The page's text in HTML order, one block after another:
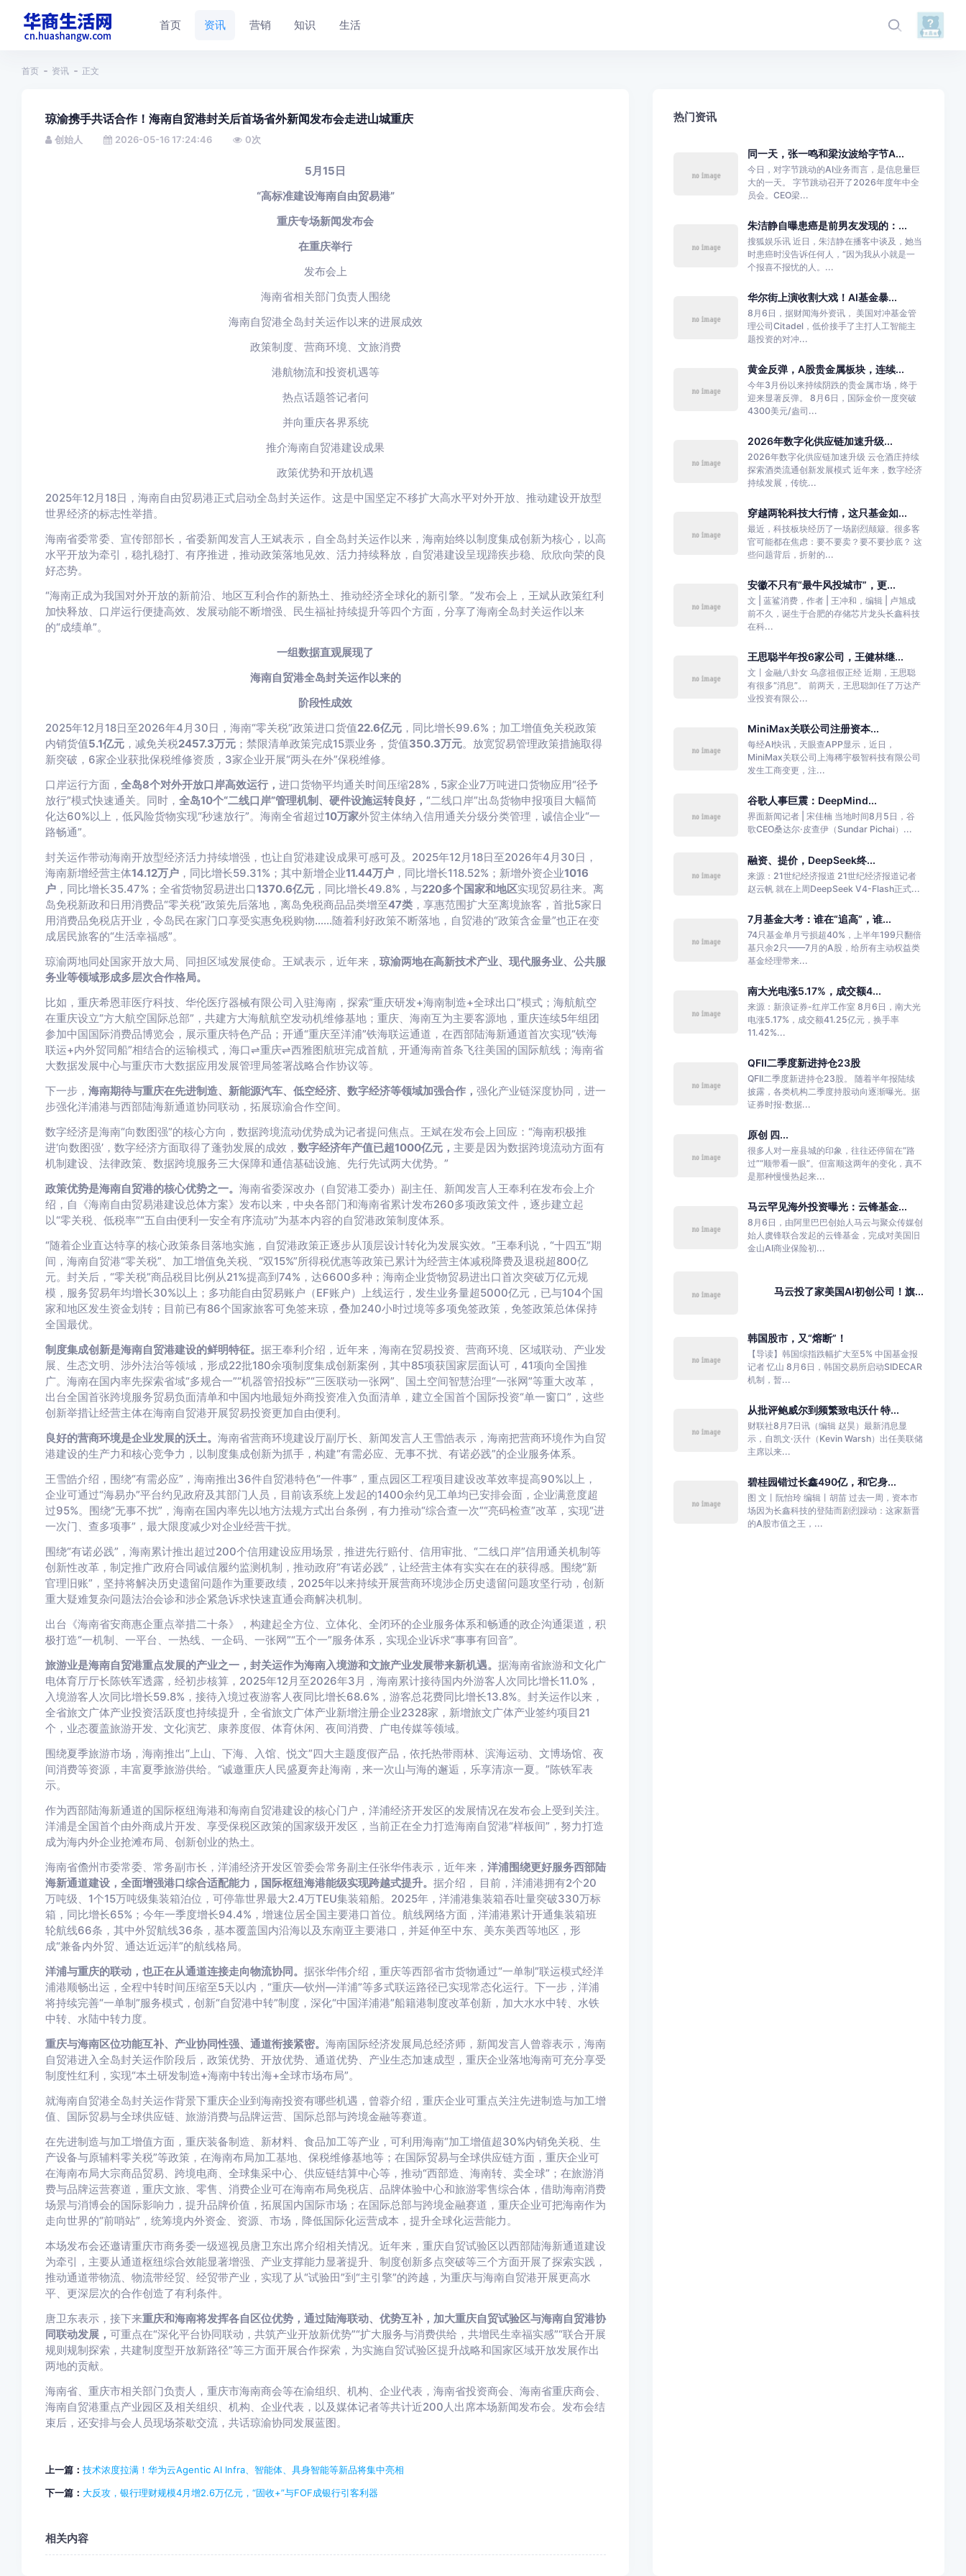
首页 资讯 营销 知识 生活
首页 资讯 正文
琼渝携手共话合作！海南自贸港封关后首场省外新闻发布会走进山城重庆
创始人 2026-05-16 17:24:46 0次
5月15日
“高标准建设海南自由贸易港”
重庆专场新闻发布会
在重庆举行
发布会上
海南省相关部门负责人围绕
海南自贸港全岛封关运作以来的进展成效
政策制度、营商环境、文旅消费
港航物流和投资机遇等
热点话题答记者问
并向重庆各界系统
推介海南自贸港建设成果
政策优势和开放机遇
2025年12月18日，海南自由贸易港正式启动全岛封关运作。这是中国坚定不移扩大高水平对外开放、推动建设开放型
世界经济的标志性举措。
海南省委常委、宣传部部长，省委新闻发言人王斌表示，自全岛封关运作以来，海南始终以制度集成创新为核心，以高
水平开放为牵引，稳扎稳打、有序推进，推动政策落地见效、活力持续释放，自贸港建设呈现蹄疾步稳、欣欣向荣的良
好态势。
“海南正成为我国对外开放的新前沿、地区互利合作的新热土、推动经济全球化的新引擎。”发布会上，王斌从政策红利
加快释放、口岸运行便捷高效、发展动能不断增强、民生福祉持续提升等四个方面，分享了海南全岛封关运作以来
的“成绩单”。
一组数据直观展现了
海南自贸港全岛封关运作以来的
阶段性成效
2025年12月18日至2026年4月30日，海南“零关税”政策进口货值22.6亿元，同比增长99.6%；加工增值免关税政策
内销货值5.1亿元，减免关税2457.3万元；禁限清单政策完成15票业务，货值350.3万元。放宽贸易管理政策措施取得
新突破，6家企业获批保税维修资质，3家企业开展“两头在外”保税维修。
口岸运行方面， 全岛8个对外开放口岸高效运行， 进口货物平均通关时间压缩28%，5家企业7万吨进口货物应用“径予
放行”模式快速通关。同时， 全岛10个“二线口岸”管理机制、硬件设施运转良好， “二线口岸”出岛货物申报项目大幅简
化达60%以上，低风险货物实现“秒速放行”。海南全省超过10万家外贸主体纳入信用通关分级分类管理，诚信企业“一
路畅通”。
封关运作带动海南开放型经济活力持续增强，也让自贸港建设成果可感可及。2025年12月18日至2026年4月30日，
海南新增经营主体14.12万户，同比增长59.31%；其中新增企业11.44万户，同比增长118.52%；新增外资企业1016
户，同比增长35.47%；全省货物贸易进出口1370.6亿元，同比增长49.8%，与220多个国家和地区实现贸易往来。离
岛免税新政和日用消费品“零关税”政策先后落地，离岛免税商品品类增至47类，享惠范围扩大至离境旅客，首批5家日
用消费品免税店开业，令岛民在家门口享受实惠免税购物……随着利好政策不断落地，自贸港的“政策含金量”也正在变
成居民旅客的“生活幸福感”。
琼渝两地同处国家开放大局、同担区域发展使命。王斌表示，近年来， 琼渝两地在高新技术产业、现代服务业、公共服
务业等领域形成多层次合作格局。
比如，重庆希恩菲医疗科技、华伦医疗器械有限公司入驻海南，探索“重庆研发+海南制造+全球出口”模式；海航航空
在重庆设立“方大航空国际总部”，共建方大海航航空发动机维修基地；重庆、海南互为主要客源地，重庆连续5年组团
参加中国国际消费品博览会，展示重庆特色产品；开通“重庆至洋浦”铁海联运通道，在西部陆海新通道首次实现“铁海
联运+内外贸同船”相结合的运输模式，海口⇌重庆⇌西雅图航班完成首航，开通海南首条飞往美国的国际航线；海南省
大数据发展中心与重庆市大数据应用发展管理局签署战略合作协议等。
下一步， 海南期待与重庆在先进制造、新能源汽车、低空经济、数字经济等领域加强合作， 强化产业链深度协同，进一
步强化洋浦港与西部陆海新通道协同联动，拓展琼渝合作空间。
数字经济是海南“向数图强”的核心方向，数据跨境流动优势成为记者提问焦点。王斌在发布会上回应：“海南积极推
进‘向数图强’，数字经济方面取得了蓬勃发展的成效， 数字经济年产值已超1000亿元， 主要是因为数据跨境流动方面有
机制建设、法律政策、数据跨境服务三大保障和通信基础设施、先行先试两大优势。”
政策优势是海南自贸港的核心优势之一。 海南省委深改办（自贸港工委办）副主任、新闻发言人王奉利在发布会上介
绍，自《海南自由贸易港建设总体方案》发布以来，中央各部门和海南省累计发布260多项政策文件，逐步建立起
以“零关税、低税率”“五自由便利一安全有序流动”为基本内容的自贸港政策制度体系。
“随着企业直达特享的核心政策条目落地实施，自贸港政策正逐步从顶层设计转化为发展实效。”王奉利说，“十四五”期
间，海南自贸港“零关税”、加工增值免关税、“双15%”所得税优惠等政策已累计为经营主体减税降费及退税超800亿
元。封关后，“零关税”商品税目比例从21%提高到74%，达6600多种；海南企业货物贸易进出口首次突破万亿元规
模，服务贸易年均增长30%以上；多功能自由贸易账户（EF账户）上线运行，发生业务量超5000亿元，已与104个国
家和地区发生资金划转；目前已有86个国家旅客可免签来琼，叠加240小时过境等多项免签政策，免签政策总体保持
全国最优。
制度集成创新是海南自贸港建设的鲜明特征。 据王奉利介绍，近年来，海南在贸易投资、营商环境、区域联动、产业发
展、生态文明、涉外法治等领域，形成22批180余项制度集成创新案例，其中85项获国家层面认可，41项向全国推
广。海南在国内率先探索省域“多规合一”“机器管招投标”“三医联动一张网”、国土空间智慧治理“一张网”等重大改革，
出台全国首张跨境服务贸易负面清单和中国内地最短外商投资准入负面清单，建立全国首个国际投资“单一窗口”，这些
创新举措让经营主体在海南自贸港开展贸易投资更加自由便利。
良好的营商环境是企业发展的沃土。 海南省营商环境建设厅副厅长、新闻发言人王雪皓表示，海南把营商环境作为自贸
港建设的生产力和核心竞争力，以制度集成创新为抓手，构建“有需必应、无事不扰、有诺必践”的企业服务体系。
王雪皓介绍，围绕“有需必应”，海南推出36件自贸港特色“一件事”，重点园区工程项目建设改革效率提高90%以上，
企业可通过“海易办”平台约见政府及其部门人员，目前该系统上发起的1400余约见工单均已安排会面，企业满意度超
过95%。围绕“无事不扰”，海南在国内率先以地方法规方式出台条例，有力推动“综合查一次”“亮码检查”改革，实现“进
一次门、查多项事”，最大限度减少对企业经营干扰。
围绕“有诺必践”，海南累计推出超过200个信用建设应用场景，推进先行赔付、信用审批、“二线口岸”信用通关机制等
创新性改革，制定推广政府合同诚信履约监测机制，推动政府“有诺必践”，让经营主体有实实在在的获得感。围绕“新
官理旧账”，坚持将解决历史遗留问题作为重要政绩，2025年以来持续开展营商环境涉企历史遗留问题攻坚行动，创新
重大疑难复杂问题法治会诊和涉企紧急诉求快速直通会商解决机制。
出台《海南省安商惠企重点举措二十条》，构建起全方位、立体化、全闭环的企业服务体系和畅通的政企沟通渠道，积
极打造“一机制、一平台、一热线、一企码、一张网”“五个一”服务体系，实现企业诉求“事事有回音”。
旅游业是海南自贸港重点发展的产业之一，封关运作为海南入境游和文旅产业发展带来新机遇。 据海南省旅游和文化广
电体育厅厅长陈铁军透露，经初步核算，2025年12月至2026年3月，海南累计接待国内外游客人次同比增长11.0%，
入境游客人次同比增长59.8%，接待入境过夜游客人夜同比增长68.6%，游客总花费同比增长13.8%。封关运作以来，
全省旅文广体产业投资活跃度也持续提升，全省旅文广体产业新增注册企业2328家，新增旅文广体产业签约项目21
个，业态覆盖旅游开发、文化演艺、康养度假、体育休闲、夜间消费、广电传媒等领域。
围绕夏季旅游市场，海南推出“上山、下海、入馆、悦文”四大主题度假产品，依托热带雨林、滨海运动、文博场馆、夜
间消费等资源，丰富夏季旅游供给。“诚邀重庆人民盛夏奔赴海南，来一次山与海的邂逅，乐享清凉一夏。”陈铁军表
示。
作为西部陆海新通道的国际枢纽海港和海南自贸港建设的核心门户，洋浦经济开发区的发展情况在发布会上受到关注。
洋浦是全国首个由外商成片开发、享受保税区政策的国家级开发区，当前正在全力打造海南自贸港“样板间”，努力打造
成为海内外企业抢滩布局、创新创业的热土。
海南省儋州市委常委、常务副市长，洋浦经济开发区管委会常务副主任张华伟表示，近年来， 洋浦围绕更好服务西部陆
海新通道建设，全面增强港口综合适配能力，国际枢纽海港能级实现跨越式提升。 据介绍， 目前，洋浦港拥有2个20
万吨级、1个15万吨级集装箱泊位，可停靠世界最大2.4万TEU集装箱船。2025年，洋浦港集装箱吞吐量突破330万标
箱，同比增长65%；今年一季度增长94.4%，增速位居全国主要港口首位。航线网络方面，洋浦港累计开通集装箱班
轮航线66条，其中外贸航线36条，基本覆盖国内沿海以及东南亚主要港口，并延伸至中东、美东美西等地区，形
成“兼备内外贸、通达近远洋”的航线格局。
洋浦与重庆的联动，也正在从通道连接走向物流协同。 据张华伟介绍，重庆等西部省市货物通过“一单制”联运模式经洋
浦港顺畅出运，全程中转时间压缩至5天以内，“重庆—钦州—洋浦”等多式联运路径已实现常态化运行。下一步，洋浦
将持续完善“一单制”服务模式，创新“自贸港中转”制度，深化“中国洋浦港”船籍港制度改革创新，加大水水中转、水铁
中转、水陆中转力度。
重庆与海南区位功能互补、产业协同性强、通道衔接紧密。 海南国际经济发展局总经济师，新闻发言人曾蓉表示，海南
自贸港进入全岛封关运作阶段后，政策优势、开放优势、通道优势、产业生态加速成型，重庆企业落地海南可充分享受
制度性红利，实现“本土研发制造+海南中转出海+全球市场布局”。
就海南自贸港全岛封关运作背景下重庆企业到海南投资有哪些机遇，曾蓉介绍，重庆企业可重点关注先进制造与加工增
值、国际贸易与全球供应链、旅游消费与品牌运营、国际总部与跨境金融等赛道。
在先进制造与加工增值方面，重庆装备制造、新材料、食品加工等产业，可利用海南“加工增值超30%内销免关税、生
产设备与原辅料零关税”等政策，在海南布局加工基地、保税维修基地等；在国际贸易与全球供应链方面，重庆企业可
在海南布局大宗商品贸易、跨境电商、全球集采中心、供应链结算中心等，推动“西部造、海南转、卖全球”；在旅游消
费与品牌运营赛道，重庆文旅、零售、消费企业可在海南布局免税店、品牌体验中心和旅游零售综合体，借助海南消费
场景与消博会的国际影响力，提升品牌价值，拓展国内国际市场；在国际总部与跨境金融赛道，重庆企业可把海南作为
走向世界的“前哨站”，统筹境内外资金、资源、市场，降低国际化运营成本，提升全球化运营能力。
本场发布会还邀请重庆市商务委一级巡视员唐卫东出席介绍相关情况。近年来，重庆自贸试验区以西部陆海新通道建设
为牵引，主要从通道枢纽综合效能显著增强、产业支撑能力显著提升、制度创新多点突破等三个方面开展了探索实践，
推动通道带物流、物流带经贸、经贸带产业，实现了从“试验田”到“主引擎”的跨越，为重庆与海南自贸港开展更高水
平、更深层次的合作创造了有利条件。
唐卫东表示，接下来重庆和海南将发挥各自区位优势，通过陆海联动、优势互补，加大重庆自贸试验区与海南自贸港协
同联动发展， 可重点在“深化平台协同联动，共筑产业开放新优势”“扩大服务与消费供给，共增民生幸福实感”“联合开展
规则规制探索，共建制度型开放新路径”等三方面开展合作探索，为实施自贸试验区提升战略和国家区域开放发展作出
两地的贡献。
海南省、重庆市相关部门负责人，重庆市海南商会等在渝组织、机构、企业代表，海南省投资商会、海南省重庆商会、
海南自贸港重点产业园区及相关组织、机构、企业代表，以及媒体记者等共计近200人出席本场新闻发布会。发布会结
束后，还安排与会人员现场茶歇交流，共话琼渝协同发展蓝图。
上一篇： 技术浓度拉满！华为云Agentic AI Infra、智能体、具身智能等新品将集中亮相
下一篇： 大反攻，银行理财规模4月增2.6万亿元，“固收+”与FOF成银行引客利器
相关内容
热门资讯
同一天，张一鸣和梁汝波给字节A...
今日，对字节跳动的AI业务而言，是信息量巨
大的一天。 字节跳动召开了2026年度年中全
员会。CEO梁...
朱洁静自曝患癌是前男友发现的：...
搜狐娱乐讯 近日，朱洁静在播客中谈及，她当
时患癌时没告诉任何人，“因为我从小就是一
个报喜不报忧的人。...
华尔街上演收割大戏！AI基金暴...
8月6日，据财闻海外资讯， 美国对冲基金管
理公司Citadel，低价接手了主打人工智能主
题投资的对冲...
黄金反弹，A股贵金属板块，连续...
今年3月份以来持续阴跌的贵金属市场，终于
迎来显著反弹。 8月6日，国际金价一度突破
4300美元/盎司...
2026年数字化供应链加速升级...
2026年数字化供应链加速升级 云仓酒庄持续
探索酒类流通创新发展模式 近年来，数字经济
持续发展，传统...
穿越两轮科技大行情，这只基金如...
最近，科技板块经历了一场剧烈颠簸。很多客
官可能都在焦虑：要不要卖？要不要抄底？ 这
些问题背后，折射的...
安徽不只有“最牛风投城市”，更...
文 | 蓝鲨消费，作者 | 王冲和，编辑 | 卢旭成
前不久，诞生于合肥的存储芯片龙头长鑫科技
在科...
王思聪半年投6家公司，王健林继...
文丨金融八卦女 乌彦祖假正经 近期，王思聪
有很多“消息”。 前两天，王思聪卸任了万达产
业投资有限公...
MiniMax关联公司注册资本...
每经AI快讯，天眼查APP显示，近日，
MiniMax关联公司上海稀宇极智科技有限公司
发生工商变更，注...
谷歌人事巨震：DeepMind...
界面新闻记者 | 宋佳楠 当地时间8月5日，谷
歌CEO桑达尔·皮查伊（Sundar Pichai）...
融资、提价，DeepSeek终...
来源：21世纪经济报道 21世纪经济报道记者
赵云帆 就在上周DeepSeek V4-Flash正式...
7月基金大考：谁在“追高”，谁...
74只基金单月亏损超40%，上半年199只翻倍
基只余2只——7月的A股，给所有主动权益类
基金经理带来...
南大光电涨5.17%，成交额4...
来源：新浪证券-红岸工作室 8月6日，南大光
电涨5.17%，成交额41.25亿元，换手率
11.42%...
QFII二季度新进持仓23股
QFII二季度新进持仓23股。 随着半年报陆续
披露，各类机构二季度持股动向逐渐曝光。据
证券时报·数据...
原创 四...
很多人对一座县城的印象，往往还停留在“路
过”“顺带看一眼”。但富顺这两年的变化，真不
是那种慢慢热起来...
马云罕见海外投资曝光：云锋基金...
8月6日，由阿里巴巴创始人马云与聚众传媒创
始人虞锋联合发起的云锋基金，完成对美国旧
金山AI商业保险初...
马云投了家美国AI初创公司！旗...
韩国股市，又“熔断”！
【导读】韩国综指跌幅扩大至5% 中国基金报
记者 忆山 8月6日，韩国交易所启动SIDECAR
机制，暂...
从批评鲍威尔到频繁致电沃什 特...
财联社8月7日讯（编辑 赵昊）最新消息显
示，自凯文·沃什（Kevin Warsh）出任美联储
主席以来...
碧桂园错过长鑫490亿，和它身...
图 文丨阮怡玲 编辑丨胡苗 过去一周，资本市
场因为长鑫科技的登陆而剧烈躁动：这家新晋
的A股市值之王，...